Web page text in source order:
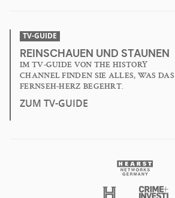
TV-GUIDE
REINSCHAUEN UND STAUNEN
IM TV-GUIDE VON THE HISTORY
CHANNEL FINDEN SIE ALLES, WAS DAS
FERNSEH-HERZ BEGEHRT.
ZUM TV-GUIDE